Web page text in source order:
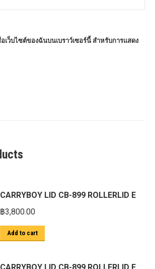
เว็บไซต์ของฉันบนเบราว์เซอร์นี้ สำหรับการแสดง
CARRYBOY LID CB-899 ROLLERLID E
฿3,800.00
Add to cart